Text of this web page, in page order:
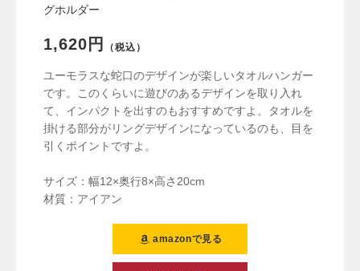
1,620円 （税込）
ユーモラスな蛇口のデザインが楽しいタオルハンガー
です。このくらいに遊びのあるデザインを取り入れ
て、インパクトを出すのもおすすめですよ。タオルを
掛ける部分がリングデザインになっているのも、目を
引くポイントですよ。
サイズ：幅12×奥行8×高さ20cm
材質：アイアン
amazonで見る